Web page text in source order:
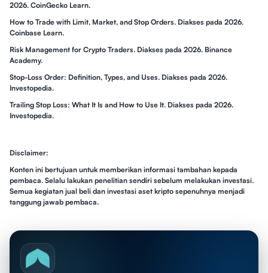
2026. CoinGecko Learn.
How to Trade with Limit, Market, and Stop Orders. Diakses pada 2026.
Coinbase Learn.
Risk Management for Crypto Traders. Diakses pada 2026. Binance
Academy.
Stop-Loss Order: Definition, Types, and Uses. Diakses pada 2026.
Investopedia.
Trailing Stop Loss: What It Is and How to Use It. Diakses pada 2026.
Investopedia.
Disclaimer:
Konten ini bertujuan untuk memberikan informasi tambahan kepada
pembaca. Selalu lakukan penelitian sendiri sebelum melakukan investasi.
Semua kegiatan jual beli dan investasi aset kripto sepenuhnya menjadi
tanggung jawab pembaca.